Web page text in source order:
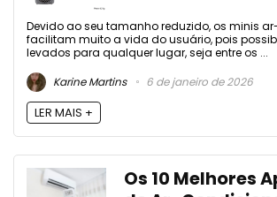
Devido ao seu tamanho reduzido, os minis
facilitam muito a vida do usuário, pois
levados para qualquer lugar, seja entre os ...
Karine Martins
6 de janeiro de 2026
LER MAIS +
Os 10 Melhores